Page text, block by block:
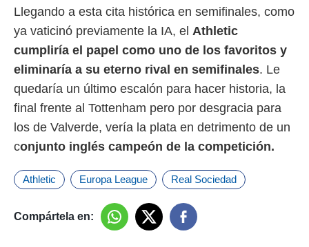
Llegando a esta cita histórica en semifinales, como
ya vaticinó previamente la IA, el Athletic
cumpliría el papel como uno de los favoritos y
eliminaría a su eterno rival en semifinales. Le
quedaría un último escalón para hacer historia, la
final frente al Tottenham pero por desgracia para
los de Valverde, vería la plata en detrimento de un
conjunto inglés campeón de la competición.
Athletic Europa League Real Sociedad
Compártela en: